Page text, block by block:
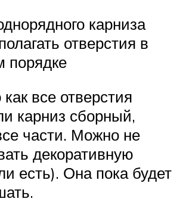
карниза
отверстия в
порядке
все отверстия
карниз сборный,
части. Можно не
декоративную
есть). Она пока будет